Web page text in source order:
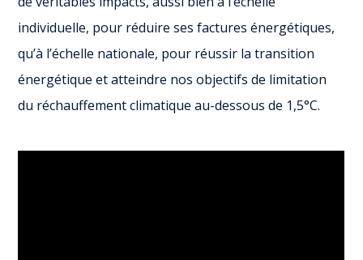
individuelle, pour réduire ses factures énergétiques,
qu’à l’échelle nationale, pour réussir la transition
énergétique et atteindre nos objectifs de limitation
du réchauffement climatique au-dessous de 1,5°C.